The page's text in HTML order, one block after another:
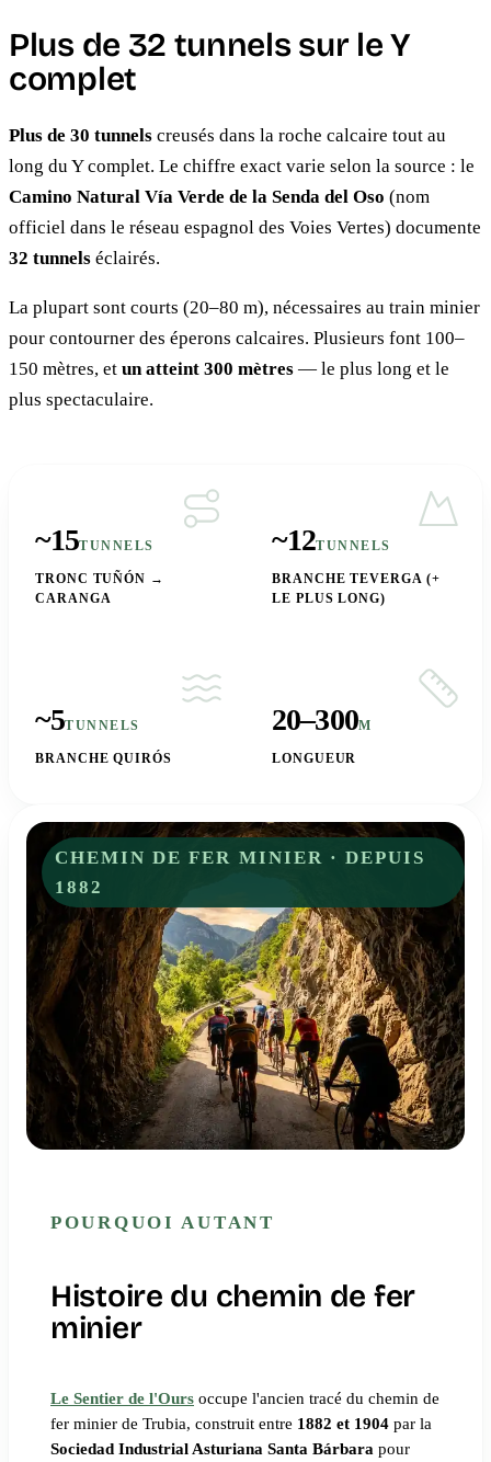
Plus de 32 tunnels sur le Y
complet
Plus de 30 tunnels creusés dans la roche calcaire tout au
long du Y complet. Le chiffre exact varie selon la source : le
Camino Natural Vía Verde de la Senda del Oso (nom
officiel dans le réseau espagnol des Voies Vertes) documente
32 tunnels éclairés.
La plupart sont courts (20–80 m), nécessaires au train minier
pour contourner des éperons calcaires. Plusieurs font 100–
150 mètres, et un atteint 300 mètres — le plus long et le
plus spectaculaire.
~15TUNNELS
TRONC TUÑÓN →
CARANGA
~12TUNNELS
BRANCHE TEVERGA (+
LE PLUS LONG)
~5TUNNELS
BRANCHE QUIRÓS
20–300M
LONGUEUR
CHEMIN DE FER MINIER · DEPUIS
1882
POURQUOI AUTANT
Histoire du chemin de fer
minier
Le Sentier de l'Ours occupe l'ancien tracé du chemin de
fer minier de Trubia, construit entre 1882 et 1904 par la
Sociedad Industrial Asturiana Santa Bárbara pour